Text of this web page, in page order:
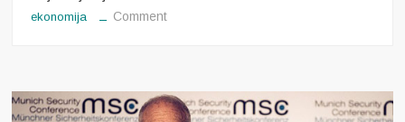
ekonomija Commenton